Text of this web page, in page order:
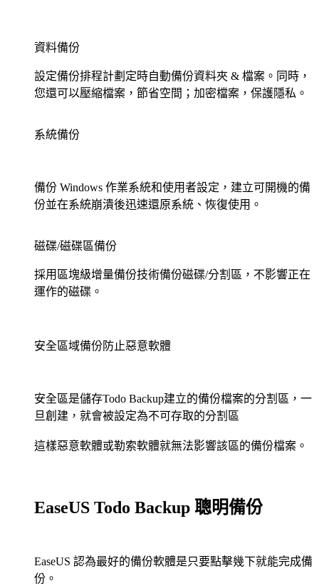
資料備份
設定備份排程計劃定時自動備份資料夾 & 檔案。同時，
您還可以壓縮檔案，節省空間；加密檔案，保護隱私。
系統備份
備份 Windows 作業系統和使用者設定，建立可開機的備
份並在系統崩潰後迅速還原系統、恢復使用。
磁碟/磁碟區備份
採用區塊級增量備份技術備份磁碟/分割區，不影響正在
運作的磁碟。
安全區域備份防止惡意軟體
安全區是儲存Todo Backup建立的備份檔案的分割區，一
旦創建，就會被設定為不可存取的分割區
這樣惡意軟體或勒索軟體就無法影響該區的備份檔案。
EaseUS Todo Backup 聰明備份
EaseUS 認為最好的備份軟體是只要點擊幾下就能完成備
份。